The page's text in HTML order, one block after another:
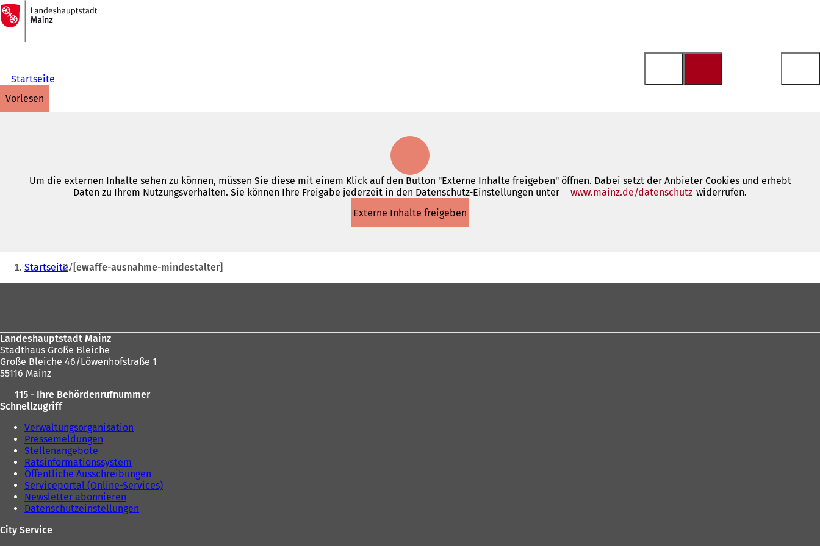
Inhalt anspringen
Zur
Startseite
Startseite
vorlesen
Um die externen Inhalte sehen zu können, müssen Sie diese mit einem Klick auf den Button "Externe Inhalte freigeben" öffnen. Dabei setzt der Anbieter Cookies und erhebt
Daten zu Ihrem Nutzungsverhalten. Sie können Ihre Freigabe jederzeit in den Datenschutz-Einstellungen unter
www.mainz.de/datenschutz (Öffnet
widerrufen.
Externe Inhalte freigeben
Sie
befinden
Startseite [ewaffe-ausnahme-mindestalter]
Landeshauptstadt Mainz
Stadthaus Große Bleiche
Große Bleiche 46/Löwenhofstraße 1
55116 Mainz
115 - Ihre Behördenrufnummer
Schnellzugriff
Verwaltungsorganisation
Pressemeldungen
Stellenangebote
Ratsinformationssystem
Öffentliche Ausschreibungen
Serviceportal (Online-Services)
Newsletter abonnieren
Datenschutzeinstellungen
City Service